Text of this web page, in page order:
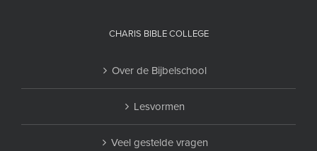
CHARIS BIBLE COLLEGE
Over de Bijbelschool
Lesvormen
Veel gestelde vragen